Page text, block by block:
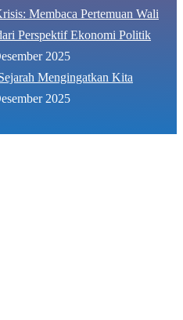
Membaca Pertemuan Wali
Perspektif Ekonomi Politik
2025
Mengingatkan Kita
2025